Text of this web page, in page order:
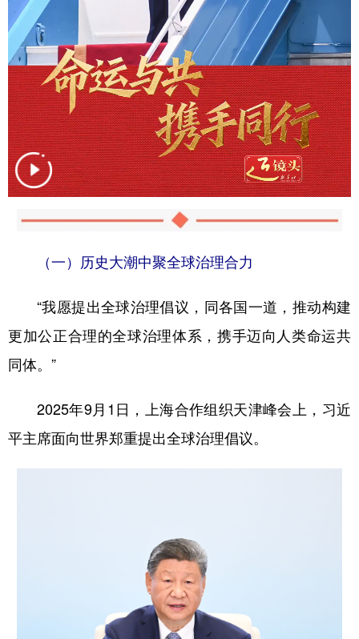
陕西 青海 宁夏
新疆 内蒙古 黑龙江
多语种频道
English Español Français عربى
Русский язык 日本語 한국어
（一）历史大潮中聚全球治理合力
“我愿提出全球治理倡议，同各国一道，推动构建
更加公正合理的全球治理体系，携手迈向人类命运共
同体。”
2025年9月1日，上海合作组织天津峰会上，习近
平主席面向世界郑重提出全球治理倡议。